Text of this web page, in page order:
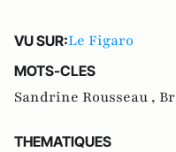
VU SUR:Le Figaro
MOTS-CLES
Sandrine Rousseau ,
THEMATIQUES